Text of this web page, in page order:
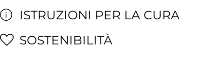
ISTRUZIONI PER LA CURA
SOSTENIBILITÀ